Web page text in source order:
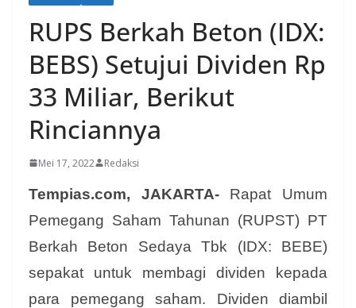
RUPS Berkah Beton (IDX:
BEBS) Setujui Dividen Rp
33 Miliar, Berikut
Rinciannya
Mei 17, 2022 Redaksi
Tempias.com, JAKARTA-Rapat Umum
Pemegang Saham Tahunan (RUPST) PT
Berkah Beton Sedaya Tbk (IDX: BEBE)
sepakat untuk membagi dividen kepada
para pemegang saham. Dividen diambil